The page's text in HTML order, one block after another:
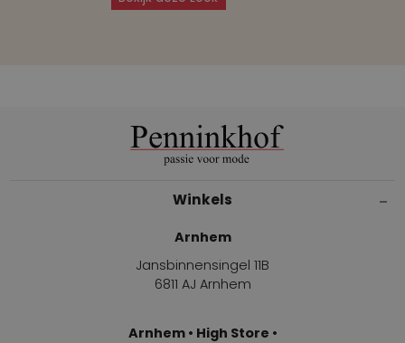
Winkels
Arnhem
Jansbinnensingel 11B
6811 AJ Arnhem
Arnhem • High Store •